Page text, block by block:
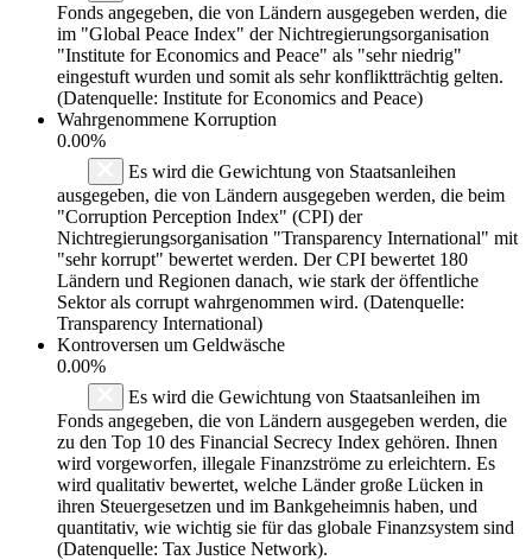
Fonds angegeben, die von Ländern ausgegeben werden, die
im "Global Peace Index" der Nichtregierungsorganisation
"Institute for Economics and Peace" als "sehr niedrig"
eingestuft wurden und somit als sehr konfliktträchtig gelten.
(Datenquelle: Institute for Economics and Peace)
Wahrgenommene Korruption
0.00%
Es wird die Gewichtung von Staatsanleihen
ausgegeben, die von Ländern ausgegeben werden, die beim
"Corruption Perception Index" (CPI) der
Nichtregierungsorganisation "Transparency International" mit
"sehr korrupt" bewertet werden. Der CPI bewertet 180
Ländern und Regionen danach, wie stark der öffentliche
Sektor als corrupt wahrgenommen wird. (Datenquelle:
Transparency International)
Kontroversen um Geldwäsche
0.00%
Es wird die Gewichtung von Staatsanleihen im
Fonds angegeben, die von Ländern ausgegeben werden, die
zu den Top 10 des Financial Secrecy Index gehören. Ihnen
wird vorgeworfen, illegale Finanzströme zu erleichtern. Es
wird qualitativ bewertet, welche Länder große Lücken in
ihren Steuergesetzen und im Bankgeheimnis haben, und
quantitativ, wie wichtig sie für das globale Finanzsystem sind
(Datenquelle: Tax Justice Network).